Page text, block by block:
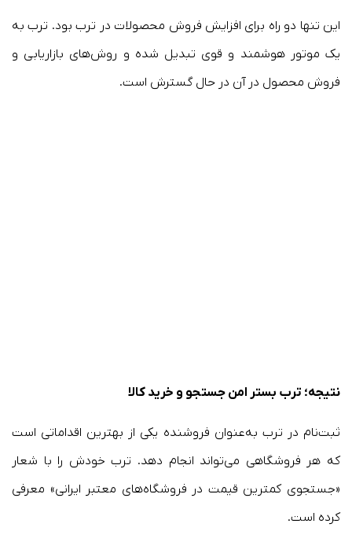
این تنها دو راه برای افزایش فروش محصولات در ترب بود. ترب به
یک موتور هوشمند و قوی تبدیل شده و روش‌های بازاریابی و
فروش محصول در آن در حال گسترش است.
نتیجه؛ ترب بستر امن جستجو و خرید کالا
ثبت‌نام در ترب به‌عنوان فروشنده یکی از بهترین اقداماتی است
که هر فروشگاهی می‌تواند انجام دهد. ترب خودش را با شعار
«جستجوی کمترین قیمت در فروشگاه‌های معتبر ایرانی» معرفی
کرده است.